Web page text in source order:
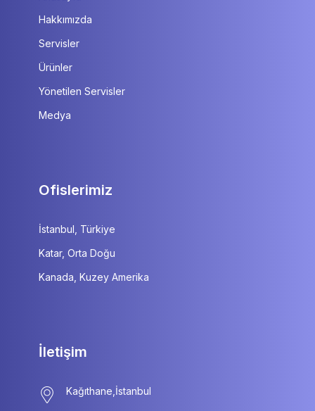
Hakkımızda
Servisler
Ürünler
Yönetilen Servisler
Medya
Ofislerimiz
İstanbul, Türkiye
Katar, Orta Doğu
Kanada, Kuzey Amerika
İletişim